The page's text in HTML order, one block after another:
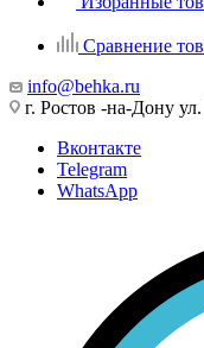
Сравнение
info@behka.ru
г. Ростов -на-Дону
Вконтакте
Telegram
WhatsApp